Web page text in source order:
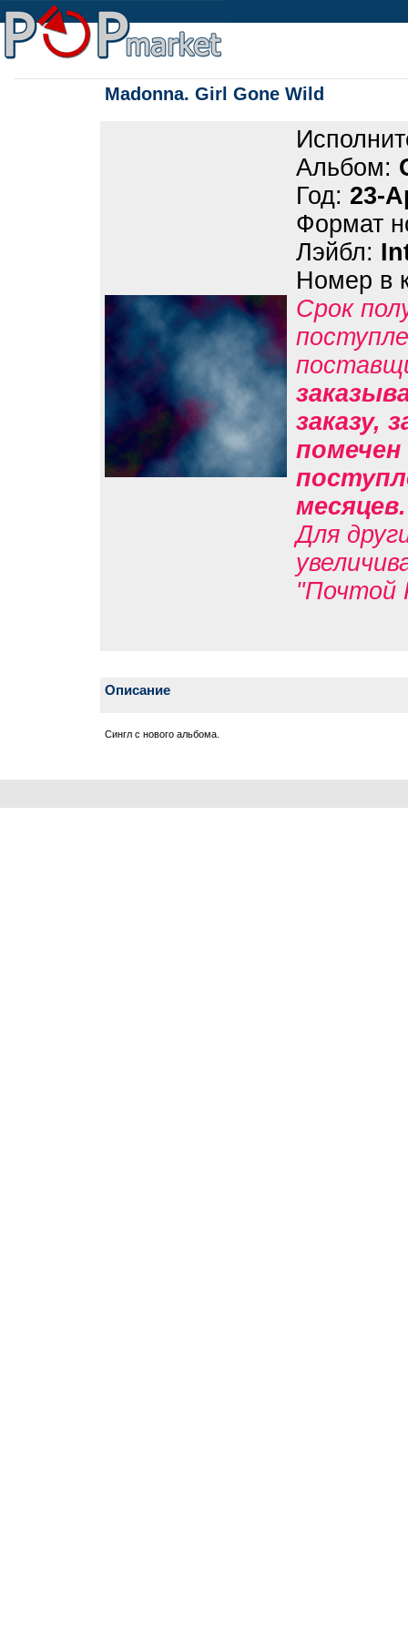
Madonna. Girl Gone Wild
Альбом:
Год: 23-
Формат
Лэйбл:
Номер в
Срок
заказу,
помечен
Для
"Почтой
Описание
Сингл с нового альбома.